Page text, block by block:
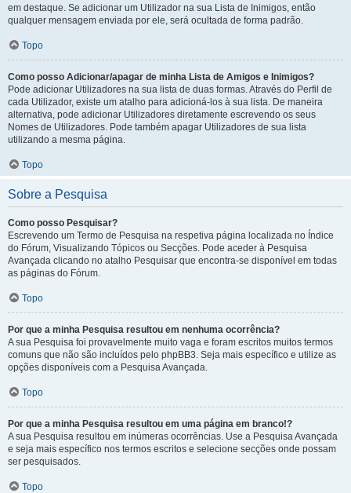
em destaque. Se adicionar um Utilizador na sua Lista de Inimigos, então
qualquer mensagem enviada por ele, será ocultada de forma padrão.
Topo
Como posso Adicionar/apagar de minha Lista de Amigos e Inimigos?
Pode adicionar Utilizadores na sua lista de duas formas. Através do Perfil de
cada Utilizador, existe um atalho para adicioná-los à sua lista. De maneira
alternativa, pode adicionar Utilizadores diretamente escrevendo os seus
Nomes de Utilizadores. Pode também apagar Utilizadores de sua lista
utilizando a mesma página.
Topo
Sobre a Pesquisa
Como posso Pesquisar?
Escrevendo um Termo de Pesquisa na respetiva página localizada no Índice
do Fórum, Visualizando Tópicos ou Secções. Pode aceder à Pesquisa
Avançada clicando no atalho Pesquisar que encontra-se disponível em todas
as páginas do Fórum.
Topo
Por que a minha Pesquisa resultou em nenhuma ocorrência?
A sua Pesquisa foi provavelmente muito vaga e foram escritos muitos termos
comuns que não são incluídos pelo phpBB3. Seja mais específico e utilize as
opções disponíveis com a Pesquisa Avançada.
Topo
Por que a minha Pesquisa resultou em uma página em branco!?
A sua Pesquisa resultou em inúmeras ocorrências. Use a Pesquisa Avançada
e seja mais específico nos termos escritos e selecione secções onde possam
ser pesquisados.
Topo